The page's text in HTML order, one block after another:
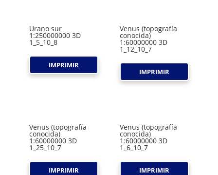
Urano sur
1:250000000 3D
1_5_10_8
IMPRIMIR
Venus (topografía
conocida)
1:60000000 3D
1_12_10_7
IMPRIMIR
Venus (topografía
conocida)
1:60000000 3D
1_25_10_7
IMPRIMIR
Venus (topografía
conocida)
1:60000000 3D
1_6_10_7
IMPRIMIR